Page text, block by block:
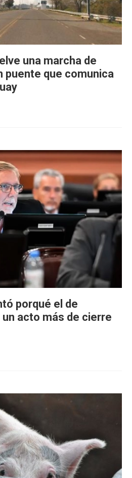
una marcha de
puente que comunica
porqué el de
acto más de cierre